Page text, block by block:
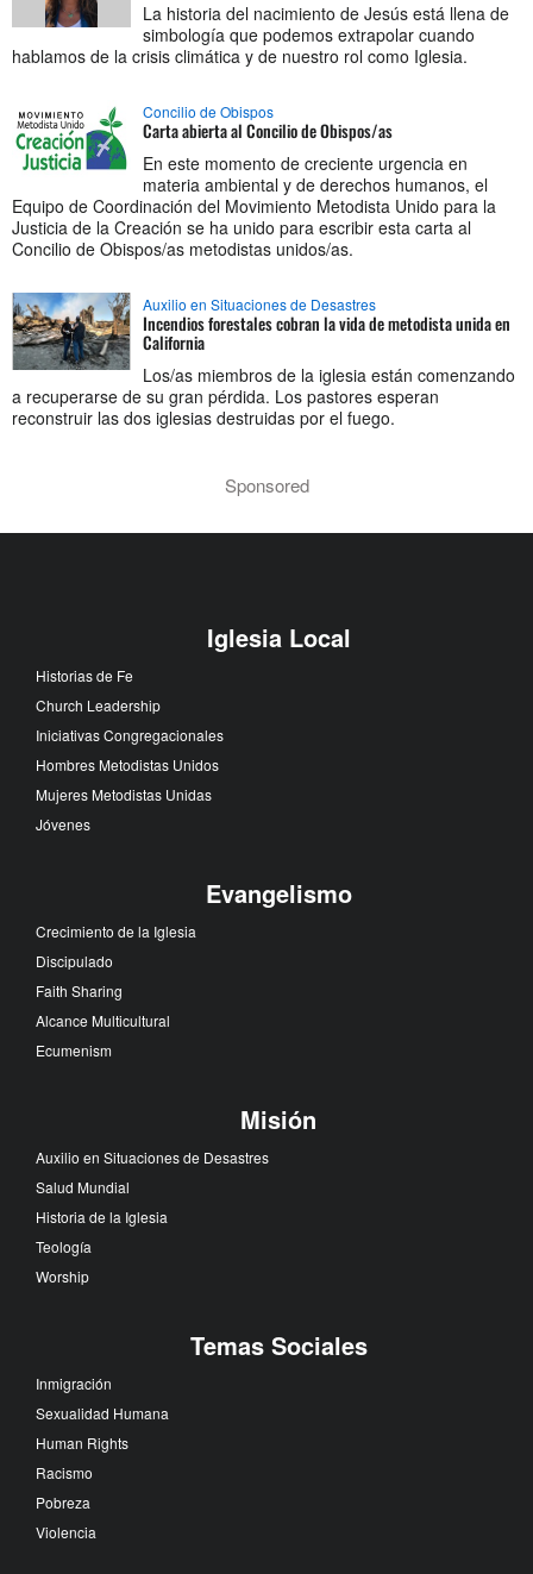
La historia del nacimiento de Jesús está llena de
simbología que podemos extrapolar cuando
hablamos de la crisis climática y de nuestro rol como Iglesia.
Concilio de Obispos
Carta abierta al Concilio de Obispos/as
En este momento de creciente urgencia en
materia ambiental y de derechos humanos, el
Equipo de Coordinación del Movimiento Metodista Unido para la
Justicia de la Creación se ha unido para escribir esta carta al
Concilio de Obispos/as metodistas unidos/as.
Auxilio en Situaciones de Desastres
Incendios forestales cobran la vida de metodista unida en
California
Los/as miembros de la iglesia están comenzando
a recuperarse de su gran pérdida. Los pastores esperan
reconstruir las dos iglesias destruidas por el fuego.
Sponsored
Iglesia Local
Historias de Fe
Church Leadership
Iniciativas Congregacionales
Hombres Metodistas Unidos
Mujeres Metodistas Unidas
Jóvenes
Evangelismo
Crecimiento de la Iglesia
Discipulado
Faith Sharing
Alcance Multicultural
Ecumenism
Misión
Auxilio en Situaciones de Desastres
Salud Mundial
Historia de la Iglesia
Teología
Worship
Temas Sociales
Inmigración
Sexualidad Humana
Human Rights
Racismo
Pobreza
Violencia